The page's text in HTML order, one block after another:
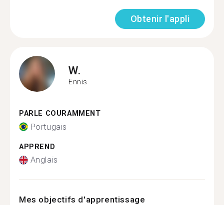
Obtenir l'appli
W.
Ennis
PARLE COURAMMENT
Portugais
APPREND
Anglais
Mes objectifs d'apprentissage